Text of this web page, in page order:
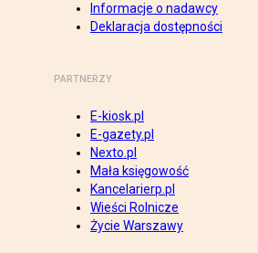
Informacje o nadawcy
Deklaracja dostępności
PARTNERZY
E-kiosk.pl
E-gazety.pl
Nexto.pl
Mała księgowość
Kancelarierp.pl
Wieści Rolnicze
Życie Warszawy